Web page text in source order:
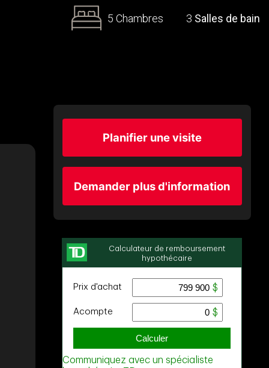
5 Chambres 3 Salles de bain
Planifier une visite
Demander plus d'information